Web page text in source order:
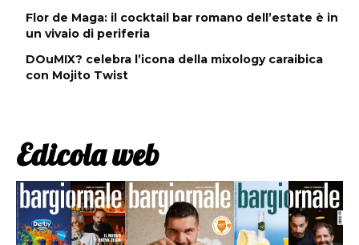
Flor de Maga: il cocktail bar romano dell’estate è in
un vivaio di periferia
DOuMIX? celebra l’icona della mixology caraibica
con Mojito Twist
Edicola web